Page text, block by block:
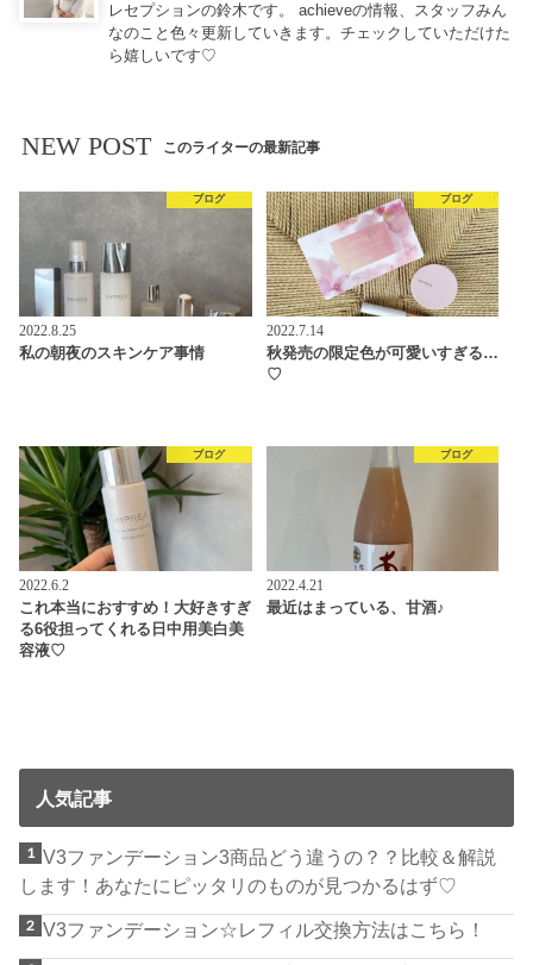
レセプションの鈴木です。 achieveの情報、スタッフみん
なのこと色々更新していきます。チェックしていただけた
ら嬉しいです♡
NEW POST このライターの最新記事
ブログ
2022.8.25
私の朝夜のスキンケア事情
ブログ
2022.7.14
秋発売の限定色が可愛いすぎる…
♡
ブログ
2022.6.2
これ本当におすすめ！大好きすぎ
る6役担ってくれる日中用美白美
容液♡
ブログ
2022.4.21
最近はまっている、甘酒♪
人気記事
V3ファンデーション3商品どう違うの？？比較＆解説
します！あなたにピッタリのものが見つかるはず♡
V3ファンデーション☆レフィル交換方法はこちら！